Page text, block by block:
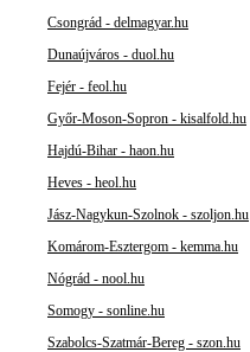
Csongrád - delmagyar.hu
Dunaújváros - duol.hu
Fejér - feol.hu
Győr-Moson-Sopron - kisalfold.hu
Hajdú-Bihar - haon.hu
Heves - heol.hu
Jász-Nagykun-Szolnok - szoljon.hu
Komárom-Esztergom - kemma.hu
Nógrád - nool.hu
Somogy - sonline.hu
Szabolcs-Szatmár-Bereg - szon.hu